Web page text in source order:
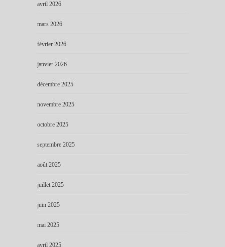
avril 2026
mars 2026
février 2026
janvier 2026
décembre 2025
novembre 2025
octobre 2025
septembre 2025
août 2025
juillet 2025
juin 2025
mai 2025
avril 2025